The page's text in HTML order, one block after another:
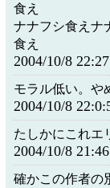
食え
ナナフシ食えナ
食え
2004/10/8
モラル低い。や
2004/10/8
たしかにこれエ
2004/10/8
確かこの作者の